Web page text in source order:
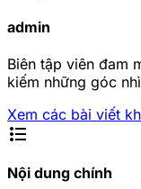
admin
Biên tập viên đam
kiếm những góc
Xem các bài viết
format_list_bulleted
Nội dung chính